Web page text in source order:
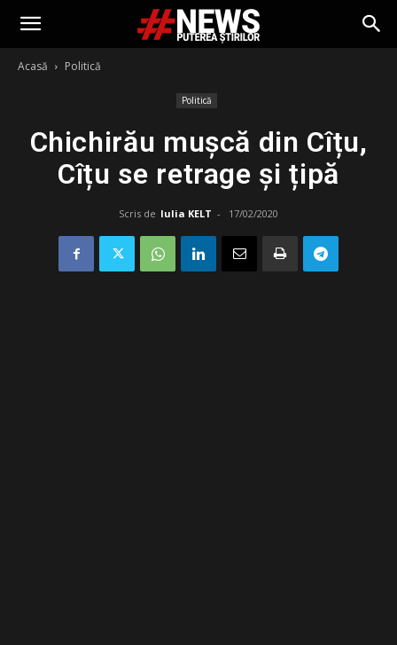
Acasă Politică
Politică
Chichirău mușcă din Cîțu,
Cîțu se retrage și țipă
Scris de Iulia KELT - 17/02/2020